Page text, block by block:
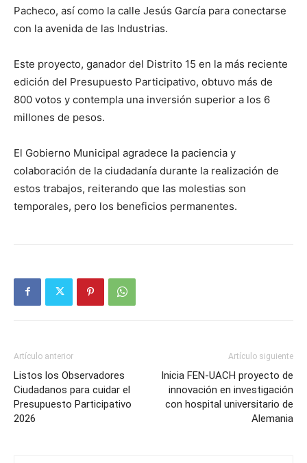
Pacheco, así como la calle Jesús García para conectarse
con la avenida de las Industrias.
Este proyecto, ganador del Distrito 15 en la más reciente
edición del Presupuesto Participativo, obtuvo más de
800 votos y contempla una inversión superior a los 6
millones de pesos.
El Gobierno Municipal agradece la paciencia y
colaboración de la ciudadanía durante la realización de
estos trabajos, reiterando que las molestias son
temporales, pero los beneficios permanentes.
Artículo anterior
Listos los Observadores
Ciudadanos para cuidar el
Presupuesto Participativo
2026
Artículo siguiente
Inicia FEN-UACH proyecto de
innovación en investigación
con hospital universitario de
Alemania